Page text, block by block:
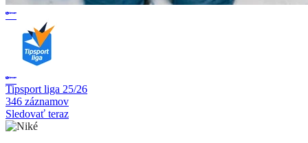
Tipsport liga 25/26
346 záznamov
Sledovať teraz